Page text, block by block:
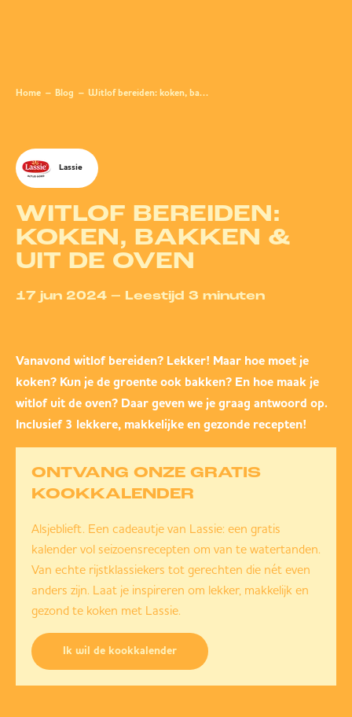
Home Blog Witlof bereiden: koken, bakken & uit de oven
Lassie
WITLOF BEREIDEN:
KOKEN, BAKKEN &
UIT DE OVEN
17 jun 2024 – Leestijd 3 minuten
Vanavond witlof bereiden? Lekker! Maar hoe moet je
koken? Kun je de groente ook bakken? En hoe maak je
witlof uit de oven? Daar geven we je graag antwoord op.
Inclusief 3 lekkere, makkelijke en gezonde recepten!
ONTVANG ONZE GRATIS
KOOKKALENDER
Alsjeblieft. Een cadeautje van Lassie: een gratis
kalender vol seizoensrecepten om van te watertanden.
Van echte rijstklassiekers tot gerechten die nét even
anders zijn. Laat je inspireren om lekker, makkelijk en
gezond te koken met Lassie.
Ik wil de kookkalender